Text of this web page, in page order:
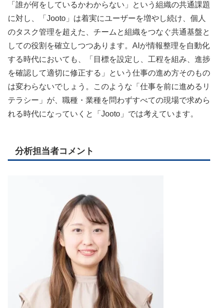
「誰が何をしているかわからない」という組織の共通課題
に対し、「Jooto」は着実にユーザーを増やし続け、個人
のタスク管理を超えた、チームと組織をつなぐ共通基盤と
しての役割を確立しつつあります。AIが情報整理を自動化
する時代においても、「目標を設定し、工程を組み、進捗
を確認して適切に修正する」という仕事の進め方そのもの
は変わらないでしょう。このような「仕事を前に進めるリ
テラシー」が、職種・業種を問わずすべての現場で求めら
れる時代になっていくと「Jooto」では考えています。
分析担当者コメント